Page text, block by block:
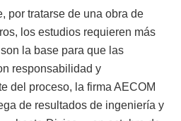
por tratarse de una obra de
los estudios requieren más
la base para que las
responsabilidad y
del proceso, la firma AECOM
de resultados de ingeniería y